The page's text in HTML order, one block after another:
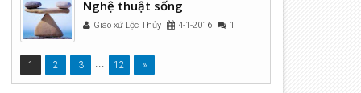
Nghệ thuật sống
Giáo xứ Lộc Thủy 4-1-2016 1
1 2 3 ... 12 »